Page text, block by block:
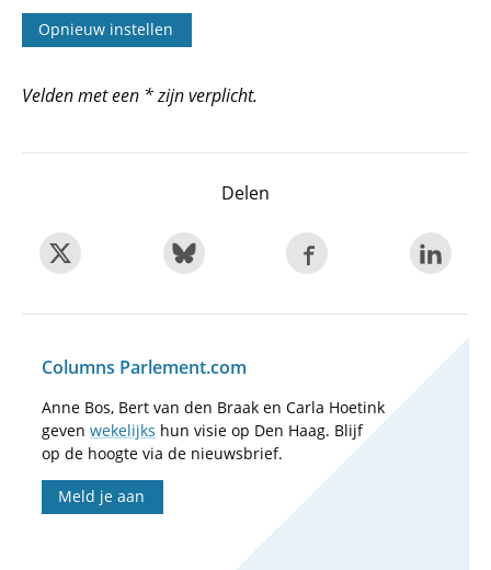
Velden met een * zijn verplicht.
Delen
Columns Parlement.com
Anne Bos, Bert van den Braak en Carla Hoetink
geven wekelijks hun visie op Den Haag. Blijf
op de hoogte via de nieuwsbrief.
Meld je aan